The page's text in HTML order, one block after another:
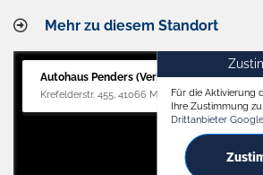
Mehr zu diesem Standort
Autohaus Penders (Verkauf)
Krefelderstr. 455, 41066 Mönchengladbach
Für die Aktivierung
Ihre Zustimmung
Drittanbieter